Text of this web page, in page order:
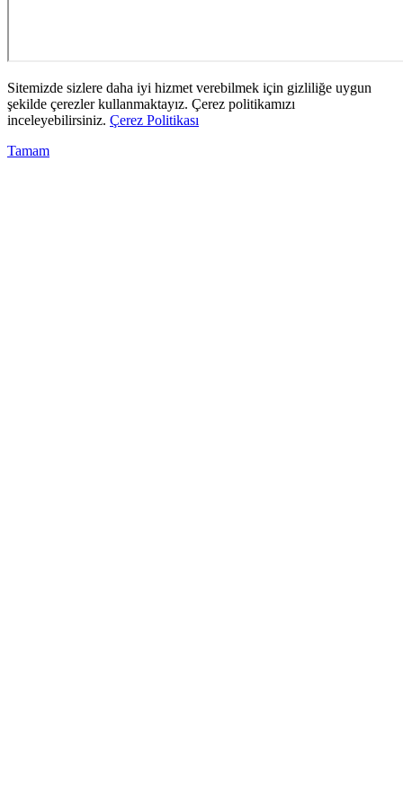
Sitemizde sizlere daha iyi hizmet verebilmek için gizliliğe uygun
şekilde çerezler kullanmaktayız. Çerez politikamızı
inceleyebilirsiniz. Çerez Politikası
Tamam